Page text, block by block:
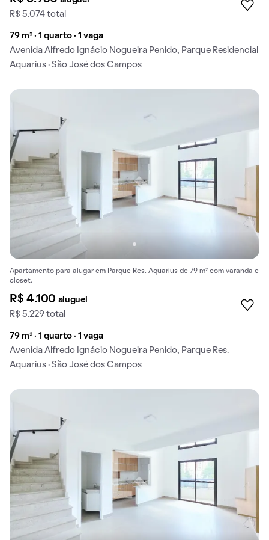
R$ 5.074 total
79 m² · 1 quarto · 1 vaga
Avenida Alfredo Ignácio Nogueira Penido, Parque Residencial
Aquarius · São José dos Campos
Apartamento para alugar em Parque Res. Aquarius de 79 m² com varanda e
closet.
R$ 4.100 aluguel
R$ 5.229 total
79 m² · 1 quarto · 1 vaga
Avenida Alfredo Ignácio Nogueira Penido, Parque Res.
Aquarius · São José dos Campos